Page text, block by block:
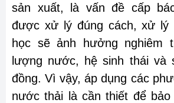
sản xuất, là vấn đề cấp
được xử lý đúng cách, xử lý
học sẽ ảnh hưởng nghiêm
lượng nước, hệ sinh thái và
đồng. Vì vậy, áp dụng các
nước thải là cần thiết để